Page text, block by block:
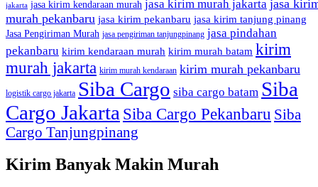
jakarta jasa kirim kendaraan murah jasa kirim murah jakarta jasa
murah pekanbaru jasa kirim pekanbaru jasa kirim tanjung pinang
Jasa Pengiriman Murah jasa pengiriman tanjungpinang jasa pindahan
pekanbaru kirim kendaraan murah kirim murah batam kirim
murah jakarta kirim murah kendaraan kirim murah pekanbaru
logistik cargo jakarta Siba Cargo siba cargo batam Siba
Cargo Jakarta Siba Cargo Pekanbaru Siba
Cargo Tanjungpinang
Kirim Banyak Makin Murah